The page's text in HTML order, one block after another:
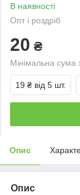
В наявності
Опт і роздріб
20 ₴
Мінімальна
19 ₴ від 5 шт.
Опис
Опис